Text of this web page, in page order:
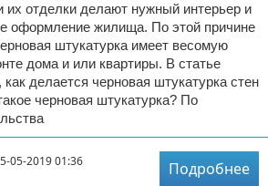
отделки делают нужный интерьер и
оформление жилища. По этой причине
штукатурка имеет весомую
дома и или квартиры. В статье
делается черновая штукатурка стен
черновая штукатурка? По
05-2019 01:36
Подробнее